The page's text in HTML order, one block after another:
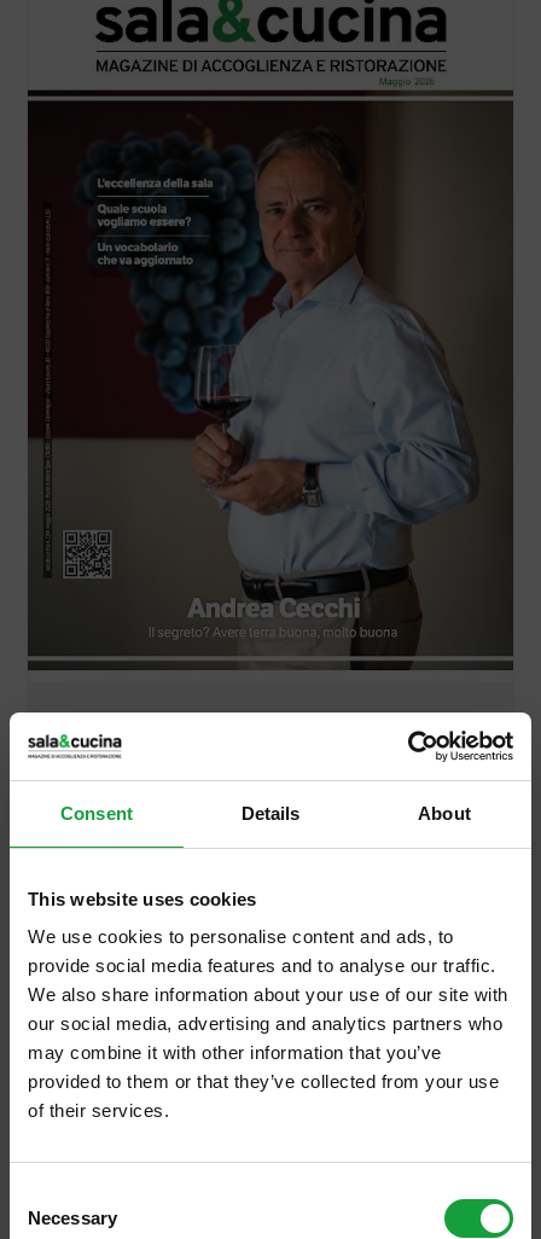
Consent Details About
This website uses cookies
We use cookies to personalise content and ads, to
provide social media features and to analyse our traffic.
We also share information about your use of our site with
our social media, advertising and analytics partners who
may combine it with other information that you’ve
provided to them or that they’ve collected from your use
of their services.
Selection
Necessary
Maggio 2026
ISCRIVITI ALLA NEWSLETTER
Resta aggiornato su tutte le ultime novita nel campo